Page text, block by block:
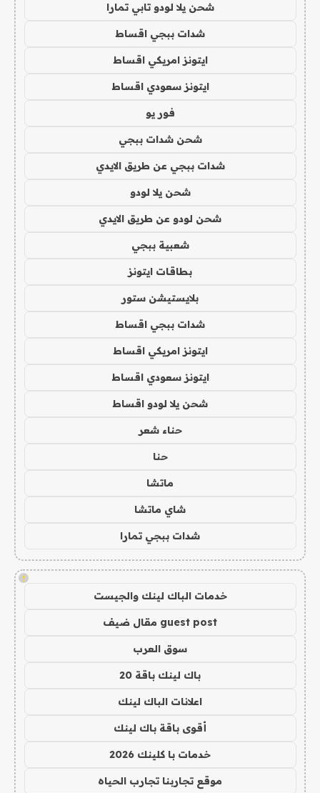
شحن يلا لودو تابي تمارا
شدات ببجي اقساط
ايتونز امريكي اقساط
ايتونز سعودي اقساط
فور يو
شحن شدات ببجي
شدات ببجي عن طريق الايدي
شحن يلا لودو
شحن لودو عن طريق الايدي
شعبية ببجي
بطاقات ايتونز
بلايستيشن ستور
شدات ببجي اقساط
ايتونز امريكي اقساط
ايتونز سعودي اقساط
شحن يلا لودو اقساط
حناء شعر
حنا
ماتشا
شاي ماتشا
شدات ببجي تمارا
!
خدمات الباك لينك والجيست
guest post مقال ضيف
سوق العرب
باك لينك باقة 20
اعلانات الباك لينك
أقوى باقة باك لينك
خدمات با كلينك 2026
موقع تجاربنا تجارب الحياه